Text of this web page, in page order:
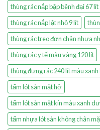
thùng rác nắp bập bênh đại 67 lít
thùng rác nắp lật nhỏ 9 lít
thùng rác treo đơn chân nhựa
thùng rác y tế màu vàng 120 lít
thùng đựng rác 240 lít màu xanh
tấm lót sàn mặt hở
tấm lót sàn mặt kín màu xanh
tấm nhựa lót sàn không chân